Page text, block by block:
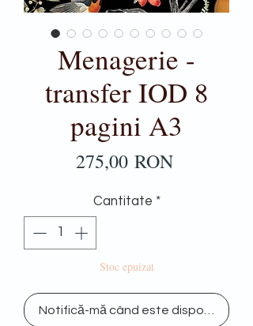
Menagerie -
transfer IOD 8
pagini A3
275,00 RONPreț
Cantitate *
Stoc epuizat
Notifică-mă când este disponibil